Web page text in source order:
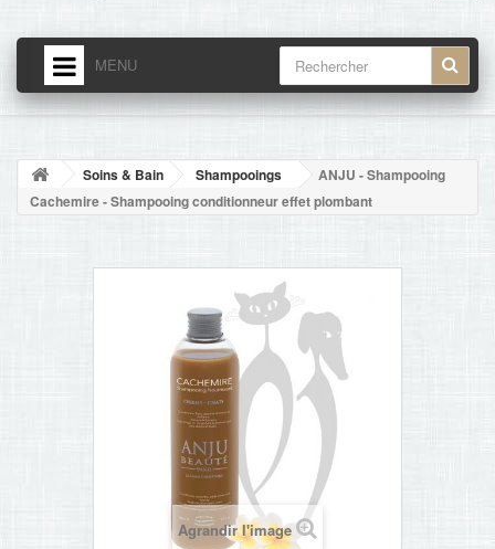
MENU
ACCUEIL
NOUVELLES
ACCUEIL
Soins & Bain Shampooings
ANJU - Shampooing
Cachemire - Shampooing conditionneur effet plombant
Agrandir l'image